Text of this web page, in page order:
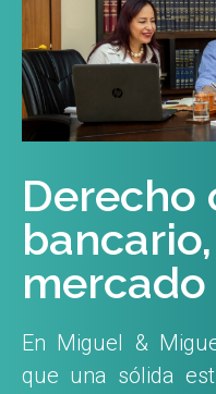
Derecho
En Miguel &
que una sólida